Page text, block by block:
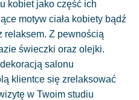
kobiet jako część ich
motyw ciała kobiety bądź
relaksem. Z pewnością
świeczki oraz olejki.
salonu
klientce się zrelaksować
w Twoim studiu